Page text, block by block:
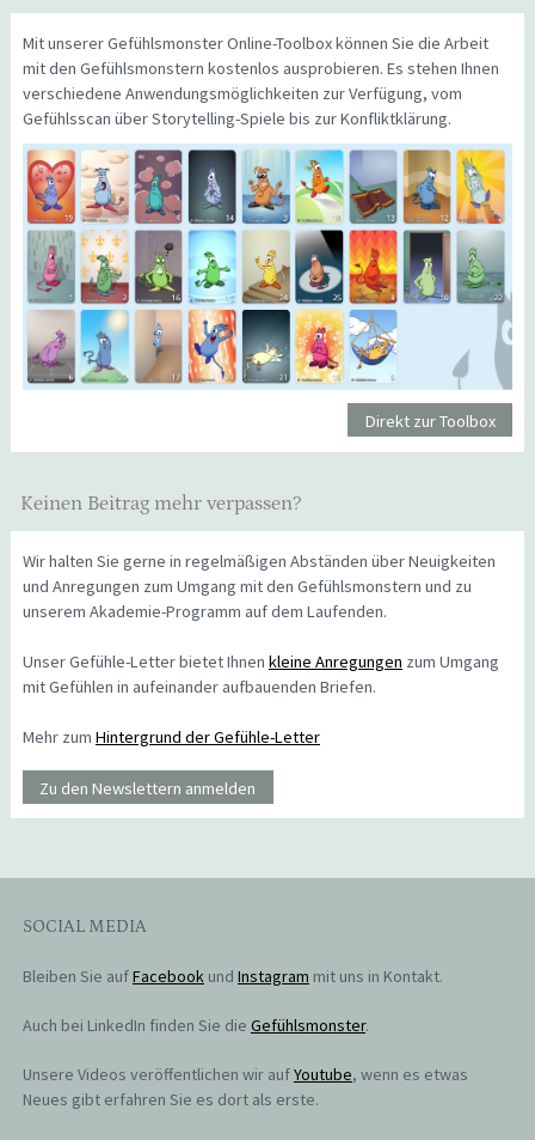
Mit unserer Gefühlsmonster Online-Toolbox können Sie die Arbeit
mit den Gefühlsmonstern kostenlos ausprobieren. Es stehen Ihnen
verschiedene Anwendungsmöglichkeiten zur Verfügung, vom
Gefühlsscan über Storytelling-Spiele bis zur Konfliktklärung.
Direkt zur Toolbox
Keinen Beitrag mehr verpassen?
Wir halten Sie gerne in regelmäßigen Abständen über Neuigkeiten
und Anregungen zum Umgang mit den Gefühlsmonstern und zu
unserem Akademie-Programm auf dem Laufenden.
Unser Gefühle-Letter bietet Ihnen kleine Anregungen zum Umgang
mit Gefühlen in aufeinander aufbauenden Briefen.
Mehr zum Hintergrund der Gefühle-Letter
Zu den Newslettern anmelden
SOCIAL MEDIA
Bleiben Sie aufFacebookund Instagram mit uns in Kontakt.
Auch bei LinkedIn finden Sie die Gefühlsmonster.
Unsere Videos veröffentlichen wir aufYoutube, wenn es etwas
Neues gibt erfahren Sie es dort als erste.